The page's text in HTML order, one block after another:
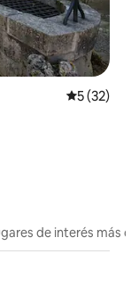
5 (32)
de interés más